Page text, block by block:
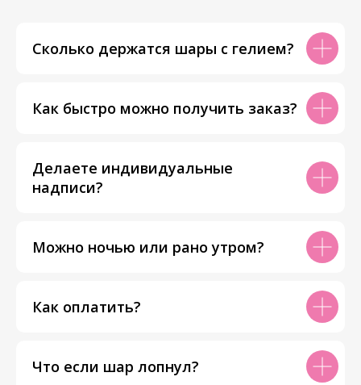
Сколько держатся шары с гелием?
Как быстро можно получить заказ?
Делаете индивидуальные
надписи?
Можно ночью или рано утром?
Как оплатить?
Что если шар лопнул?